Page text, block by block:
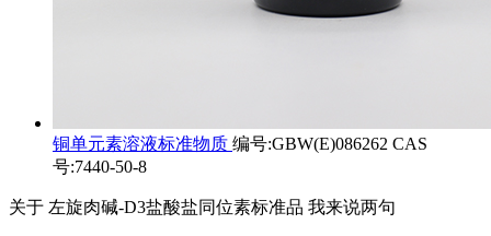
铜单元素溶液标准物质 编号:GBW(E)086262 CAS
号:7440-50-8
关于 左旋肉碱-D3盐酸盐同位素标准品 我来说两句